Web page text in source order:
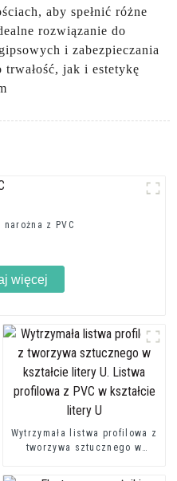
aby spełnić różne
rozwiązanie do
i zabezpieczania
jak i estetykę
narożna z PVC
więcej
Wytrzymała listwa profilowa z
tworzywa sztucznego w